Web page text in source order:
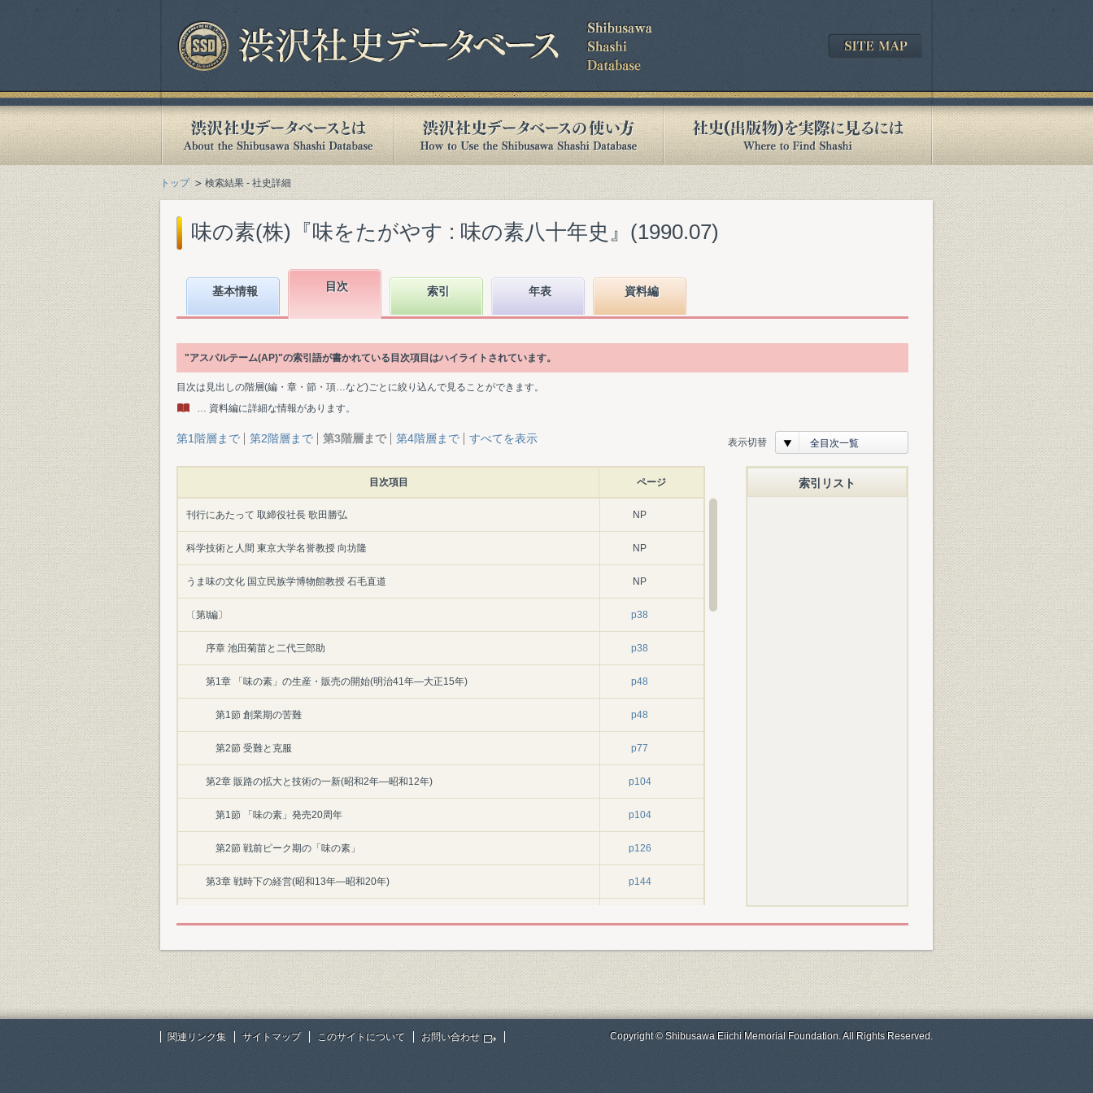
トップ 検索結果 - 社史詳細
味の素(株)『味をたがやす : 味の素八十年史』(1990.07)
基本情報 目次 索引 年表 資料編
"アスパルテーム(AP)"の索引語が書かれている目次項目はハイライトされています。
目次は見出しの階層(編・章・節・項…など)ごとに絞り込んで見ることができます。
… 資料編に詳細な情報があります。
第1階層まで 第2階層まで 第3階層まで 第4階層まで すべてを表示 表示切替 全目次一覧
目次項目 ページ
刊行にあたって 取締役社長 歌田勝弘 NP
科学技術と人間 東京大学名誉教授 向坊隆 NP
うま味の文化 国立民族学博物館教授 石毛直道 NP
〔第I編〕 p38
序章 池田菊苗と二代三郎助 p38
第1章 「味の素」の生産・販売の開始(明治41年―大正15年) p48
第1節 創業期の苦難 p48
第2節 受難と克服 p77
第2章 販路の拡大と技術の一新(昭和2年―昭和12年) p104
第1節 「味の素」発売20周年 p104
第2節 戦前ピーク期の「味の素」 p126
第3章 戦時下の経営(昭和13年―昭和20年) p144
第2節 軍需生産への全面移行 p163
〔第II編〕 p184
第1章 戦後復興期(昭和20年―昭和30年) p184
索引リスト
関連リンク集 サイトマップ このサイトについて お問い合わせ Copyright © Shibusawa Eiichi Memorial Foundation. All Rights Reserved.